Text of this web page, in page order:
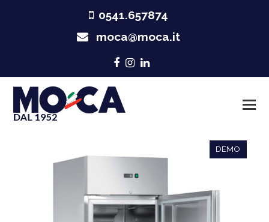
0541.657874
moca@moca.it
Facebook
Instagram
LinkedIn
DEMO